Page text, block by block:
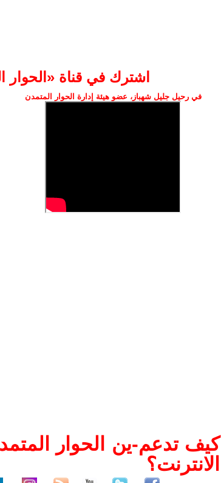
اشترك في قناة ‫«الحوار
في رحيل جليل شهباز، عضو هيئة إدارة الحوار المتمدن
كيف تدعم-ين الحوار
الانترنت؟